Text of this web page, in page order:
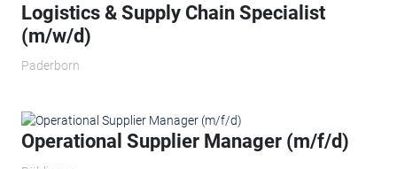
Logistics & Supply Chain Specialist
(m/w/d)
Paderborn
Operational Supplier Manager (m/f/d)